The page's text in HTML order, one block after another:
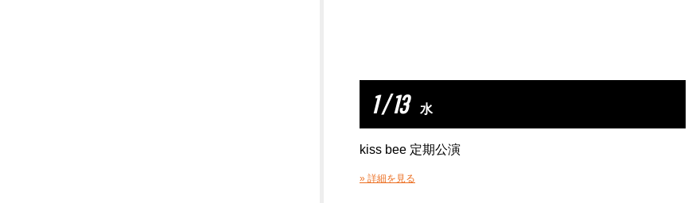
1 / 13 水
kiss bee 定期公演
» 詳細を見る